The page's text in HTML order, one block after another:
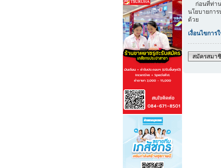
ก่อนที่ท่าน
นโยบายกา
ด้วย
เงื่อนไขการ
สมัครสมา